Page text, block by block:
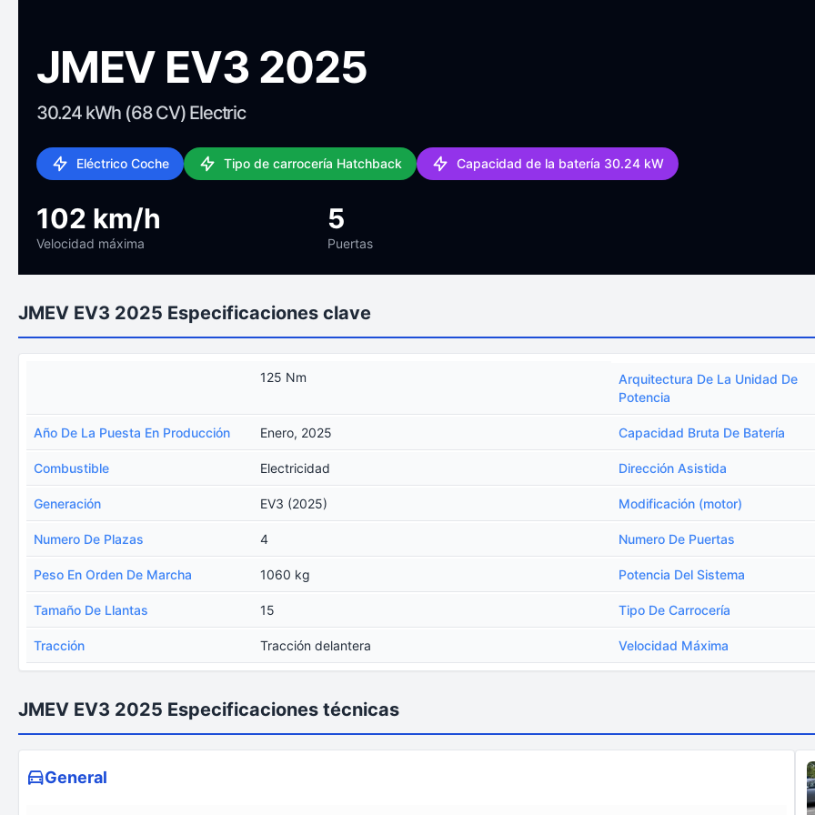
JMEV EV3 2025
30.24 kWh (68 CV) Electric
Eléctrico Coche Tipo de carrocería Hatchback Capacidad de la batería 30.24 kW
102 km/h
Velocidad máxima
5
Puertas
JMEV EV3 2025 Especificaciones clave
125 Nm
Arquitectura De La Unidad De
Potencia
Año De La Puesta En Producción Enero, 2025 Capacidad Bruta De Batería
Combustible Electricidad Dirección Asistida
Generación EV3 (2025) Modificación (motor)
Numero De Plazas 4 Numero De Puertas
Peso En Orden De Marcha 1060 kg Potencia Del Sistema
Tamaño De Llantas 15 Tipo De Carrocería
Tracción Tracción delantera Velocidad Máxima
JMEV EV3 2025 Especificaciones técnicas
General